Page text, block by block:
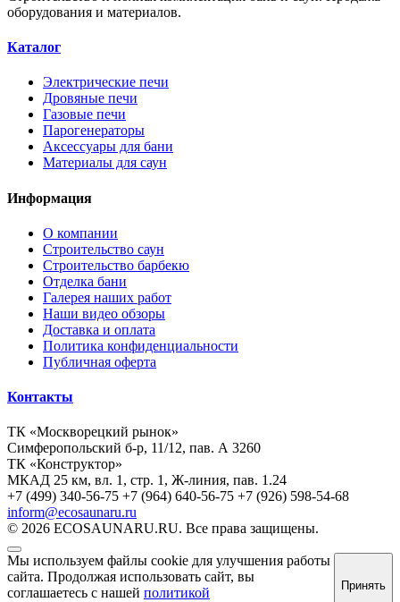
оборудования и материалов.
Каталог
Электрические печи
Дровяные печи
Газовые печи
Парогенераторы
Аксессуары для бани
Материалы для саун
Информация
О компании
Строительство саун
Строительство барбекю
Отделка бани
Галерея наших работ
Наши видео обзоры
Доставка и оплата
Политика конфиденциальности
Публичная оферта
Контакты
ТК «Москворецкий рынок»
Симферопольский б-р, 11/12, пав. А 3260
ТК «Конструктор»
МКАД 25 км, вл. 1, стр. 1, Ж-линия, пав. 1.24
+7 (499) 340-56-75 +7 (964) 640-56-75 +7 (926) 598-54-68
inform@ecosaunaru.ru
© 2026 ECOSAUNARU.RU. Все права защищены.
Мы используем файлы cookie для улучшения работы
сайта. Продолжая использовать сайт, вы
соглашаетесь с нашей политикой
Принять